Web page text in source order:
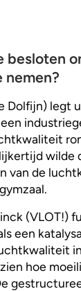
besloten
Dolfijn) legt
wilde
van de
(VLOT!)
een
hoe